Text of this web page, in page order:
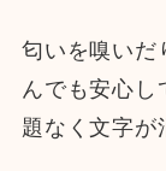
匂いを嗅いだ
んでも安心し
題なく文字が